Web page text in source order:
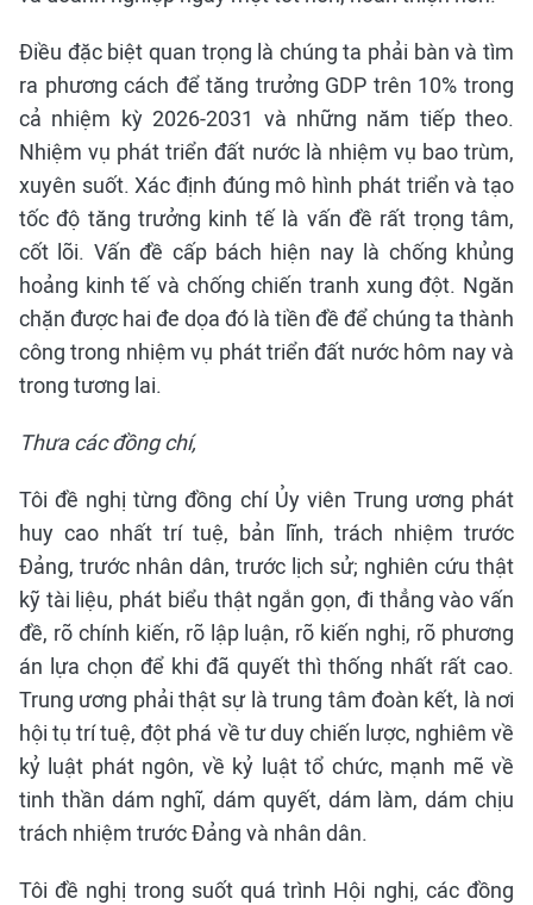
Điều đặc biệt quan trọng là chúng ta phải bàn và tìm
ra phương cách để tăng trưởng GDP trên 10% trong
cả nhiệm kỳ 2026-2031 và những năm tiếp theo.
Nhiệm vụ phát triển đất nước là nhiệm vụ bao trùm,
xuyên suốt. Xác định đúng mô hình phát triển và tạo
tốc độ tăng trưởng kinh tế là vấn đề rất trọng tâm,
cốt lõi. Vấn đề cấp bách hiện nay là chống khủng
hoảng kinh tế và chống chiến tranh xung đột. Ngăn
chặn được hai đe dọa đó là tiền đề để chúng ta thành
công trong nhiệm vụ phát triển đất nước hôm nay và
trong tương lai.
Thưa các đồng chí,
Tôi đề nghị từng đồng chí Ủy viên Trung ương phát
huy cao nhất trí tuệ, bản lĩnh, trách nhiệm trước
Đảng, trước nhân dân, trước lịch sử; nghiên cứu thật
kỹ tài liệu, phát biểu thật ngắn gọn, đi thẳng vào vấn
đề, rõ chính kiến, rõ lập luận, rõ kiến nghị, rõ phương
án lựa chọn để khi đã quyết thì thống nhất rất cao.
Trung ương phải thật sự là trung tâm đoàn kết, là nơi
hội tụ trí tuệ, đột phá về tư duy chiến lược, nghiêm về
kỷ luật phát ngôn, về kỷ luật tổ chức, mạnh mẽ về
tinh thần dám nghĩ, dám quyết, dám làm, dám chịu
trách nhiệm trước Đảng và nhân dân.
Tôi đề nghị trong suốt quá trình Hội nghị, các đồng